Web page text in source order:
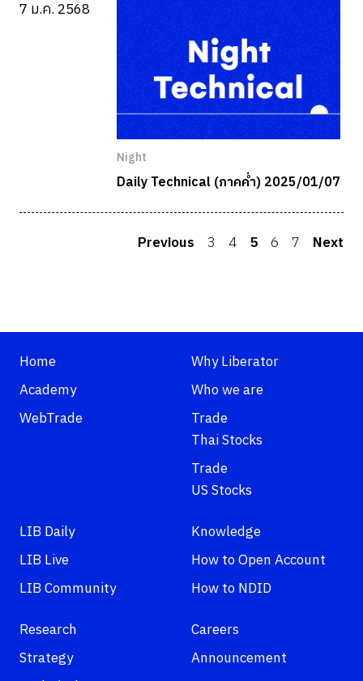
7 ม.ค. 2568
Night
Daily Technical (ภาคค่ำ) 2025/01/07
Previous 3 4 5 6 7 Next
Home
Academy
WebTrade
Why Liberator
Who we are
Trade
Thai Stocks
Trade
US Stocks
LIB Daily
LIB Live
LIB Community
Knowledge
How to Open Account
How to NDID
Research
Strategy
Careers
Announcement